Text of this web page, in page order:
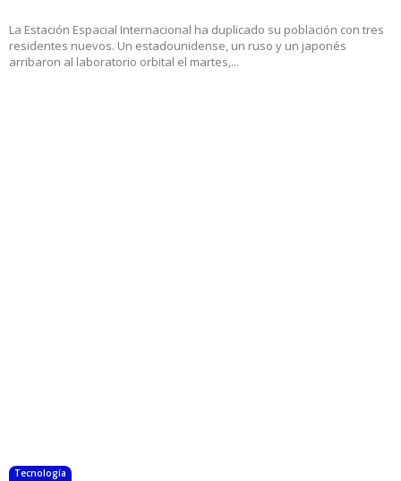
La Estación Espacial Internacional ha duplicado su población con tres
residentes nuevos. Un estadounidense, un ruso y un japonés
arribaron al laboratorio orbital el martes,...
Tecnología